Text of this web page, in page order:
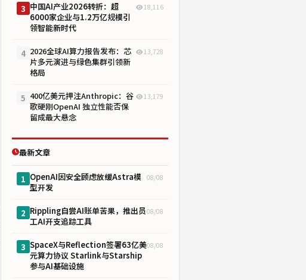
3 中国AI产业2026转折：超
6000家企业与1.2万亿规模引
领智能新时代
18,116
4 2026全球AI算力报告发布：芯
片多元演进与绿色集群引领新
格局
13,728
5 400亿美元押注Anthropic：谷
歌硬刚OpenAI 独立性能否保
留成最大悬念
13,179
最新文章
1 OpenAI因安全顾虑放缓Astra模
型开发
08/08
2 Rippling自尝AI账单苦果，推出员
工AI开支追踪工具
08/08
3 SpaceX与Reflection签署63亿美
元算力协议 Starlink与Starship
参与AI基础设施
08/08